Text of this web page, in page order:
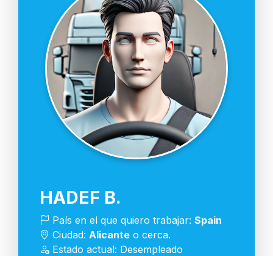
HADEF B.
País en el que quiero trabajar: Spain
Ciudad: Alicante o cerca.
Estado actual: Desempleado